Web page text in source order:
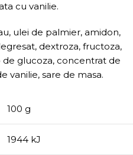
cu vanilie.
ulei de palmier, amidon,
dextroza, fructoza,
de glucoza, concentrat de
vanilie, sare de masa.
100 g
1944 kJ